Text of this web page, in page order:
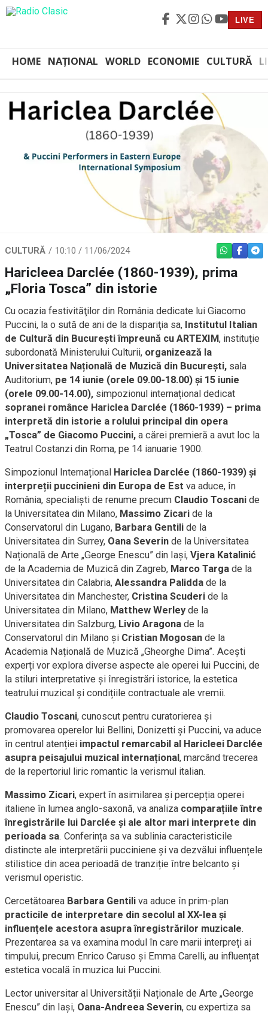
LIVE
HOME NAȚIONAL WORLD ECONOMIE CULTURĂ
CULTURĂ 10:10 / 11/06/2024 WHATSAPP
Haricleea Darclée (1860-1939), prima
„Floria Tosca” din istorie
Cu ocazia festivităţilor din România dedicate lui Giacomo
Puccini, la o sută de ani de la dispariţia sa, Institutul Italian
de Cultură din București împreună cu ARTEXIM, instituție
subordonată Ministerului Culturii, organizează la
Universitatea Națională de Muzică din București, sala
Auditorium, pe 14 iunie (orele 09.00-18.00) și 15 iunie
(orele 09.00-14.00), simpozionul internațional dedicat
sopranei românce Hariclea Darclée (1860-1939) – prima
interpretă din istorie a rolului principal din opera
„Tosca” de Giacomo Puccini, a cărei premieră a avut loc la
Teatrul Costanzi din Roma, pe 14 ianuarie 1900.
Simpozionul Internațional Hariclea Darclée (1860-1939) și
interpreții puccinieni din Europa de Est va aduce, în
România, specialiști de renume precum Claudio Toscani de
la Universitatea din Milano, Massimo Zicari de la
Conservatorul din Lugano, Barbara Gentili de la
Universitatea din Surrey, Oana Severin de la Universitatea
Națională de Arte „George Enescu” din Iași, Vjera Katalinić
de la Academia de Muzică din Zagreb, Marco Targa de la
Universitatea din Calabria, Alessandra Palidda de la
Universitatea din Manchester, Cristina Scuderi de la
Universitatea din Milano, Matthew Werleyde la
Universitatea din Salzburg, Livio Aragona de la
Conservatorul din Milano și Cristian Mogosan de la
Academia Națională de Muzică „Gheorghe Dima”. Acești
experți vor explora diverse aspecte ale operei lui Puccini, de
la stiluri interpretative și înregistrări istorice, la estetica
teatrului muzical și condițiile contractuale ale vremii.
Claudio Toscani, cunoscut pentru curatorierea și
promovarea operelor lui Bellini, Donizetti și Puccini, va aduce
în centrul atenției impactul remarcabil al Haricleei Darclée
asupra peisajului muzical internațional , marcând trecerea
de la repertoriul liric romantic la verismul italian.
Massimo Zicari, expert în asimilarea și percepția operei
italiene în lumea anglo-saxonă, va analiza comparațiile între
înregistrările lui Darclée și ale altor mari interprete din
perioada sa. Conferința sa va sublinia caracteristicile
distincte ale interpretării pucciniene și va dezvălui influențele
stilistice din acea perioadă de tranziție între belcanto și
verismul operistic.
Cercetătoarea Barbara Gentili va aduce în prim-plan
practicile de interpretare din secolul al XX-lea și
influențele acestora asupra înregistrărilor muzicale.
Prezentarea sa va examina modul în care marii interpreți ai
timpului, precum Enrico Caruso și Emma Carelli, au influențat
estetica vocală în muzica lui Puccini.
Lector universitar al Universității Naționale de Arte „George
Enescu” din Iași, Oana-Andreea Severin, cu expertiza sa